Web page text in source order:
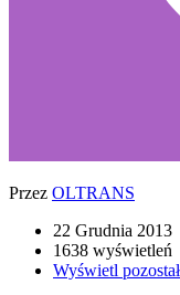
Przez OLTRANS
22 Grudnia 2013
1638 wyświetleń
Wyświetl